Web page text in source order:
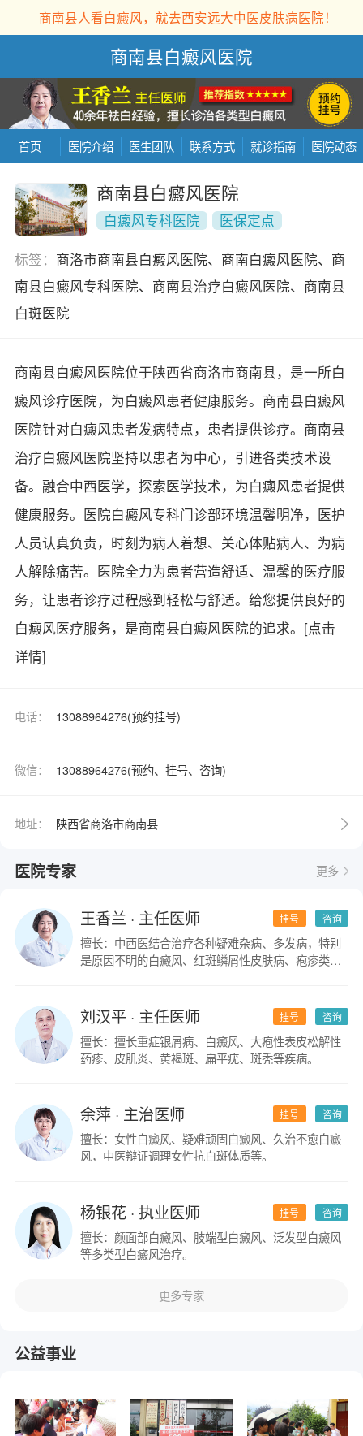
商南县人看白癜风，就去西安远大中医皮肤病医院！
商南县白癜风医院
首页 医院介绍 医生团队 联系方式 就诊指南 医院动态
商南县白癜风医院
白癜风专科医院
医保定点
标签： 商洛市商南县白癜风医院、商南白癜风医院、商
南县白癜风专科医院、商南县治疗白癜风医院、商南县
白斑医院
商南县白癜风医院位于陕西省商洛市商南县，是一所白
癜风诊疗医院，为白癜风患者健康服务。商南县白癜风
医院针对白癜风患者发病特点，患者提供诊疗。商南县
治疗白癜风医院坚持以患者为中心，引进各类技术设
备。融合中西医学，探索医学技术，为白癜风患者提供
健康服务。医院白癜风专科门诊部环境温馨明净，医护
人员认真负责，时刻为病人着想、关心体贴病人、为病
人解除痛苦。医院全力为患者营造舒适、温馨的医疗服
务，让患者诊疗过程感到轻松与舒适。给您提供良好的
白癜风医疗服务，是商南县白癜风医院的追求。 [点击
详情]
电话： 13088964276(预约挂号)
微信： 13088964276(预约、挂号、咨询)
地址： 陕西省商洛市商南县
医院专家 更多
咨询
挂号
王香兰 · 主任医师
擅长：中西医结合治疗各种疑难杂病、多发病，特别
是原因不明的白癜风、红斑鳞屑性皮肤病、疱疹类皮
咨询
挂号
刘汉平· 主任医师
擅长：擅长重症银屑病、白癜风、大疱性表皮松解性
药疹、皮肌炎、黄褐斑、扁平疣、斑秃等疾病。
咨询
挂号
余萍· 主治医师
擅长：女性白癜风、疑难顽固白癜风、久治不愈白癜
风，中医辩证调理女性抗白斑体质等。
咨询
挂号
杨银花· 执业医师
擅长：颜面部白癜风、肢端型白癜风、泛发型白癜风
等多类型白癜风治疗。
更多专家
公益事业